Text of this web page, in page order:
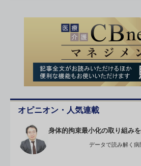
オピニオン・人気連載
身体的拘束最小化の取り組み
データで読み解く病